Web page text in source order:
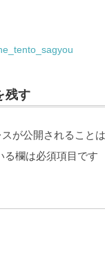
残す
が公開されること
る欄は必須項目です